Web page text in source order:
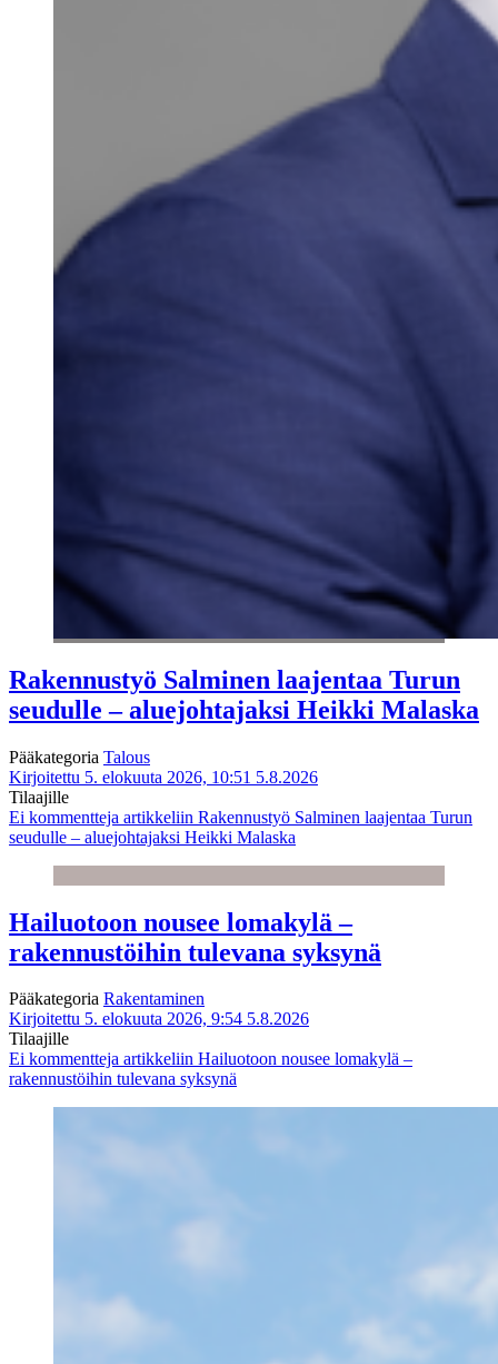
Rakennustyö Salminen laajentaa Turun
seudulle – aluejohtajaksi Heikki Malaska
Pääkategoria Talous
Kirjoitettu 5. elokuuta 2026, 10:51 5.8.2026
Tilaajille
Ei kommentteja artikkeliin Rakennustyö Salminen laajentaa Turun
seudulle – aluejohtajaksi Heikki Malaska
Hailuotoon nousee lomakylä –
rakennustöihin tulevana syksynä
Pääkategoria Rakentaminen
Kirjoitettu 5. elokuuta 2026, 9:54 5.8.2026
Tilaajille
Ei kommentteja artikkeliin Hailuotoon nousee lomakylä –
rakennustöihin tulevana syksynä